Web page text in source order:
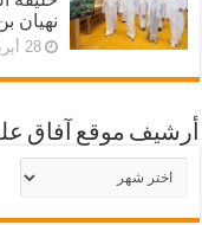
نهيان
28 أبريل، 2026
أرشيف موقع آفاق
أرشيف
موقع
آفاق